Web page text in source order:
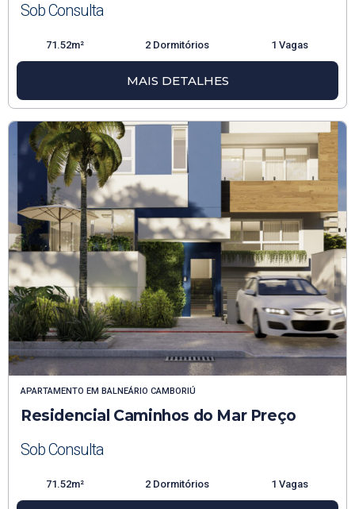
Sob Consulta
71.52m² 2 Dormitórios 1 Vagas
MAIS DETALHES
APARTAMENTO EM BALNEÁRIO CAMBORIÚ
Residencial Caminhos do Mar Preço
Sob Consulta
71.52m² 2 Dormitórios 1 Vagas